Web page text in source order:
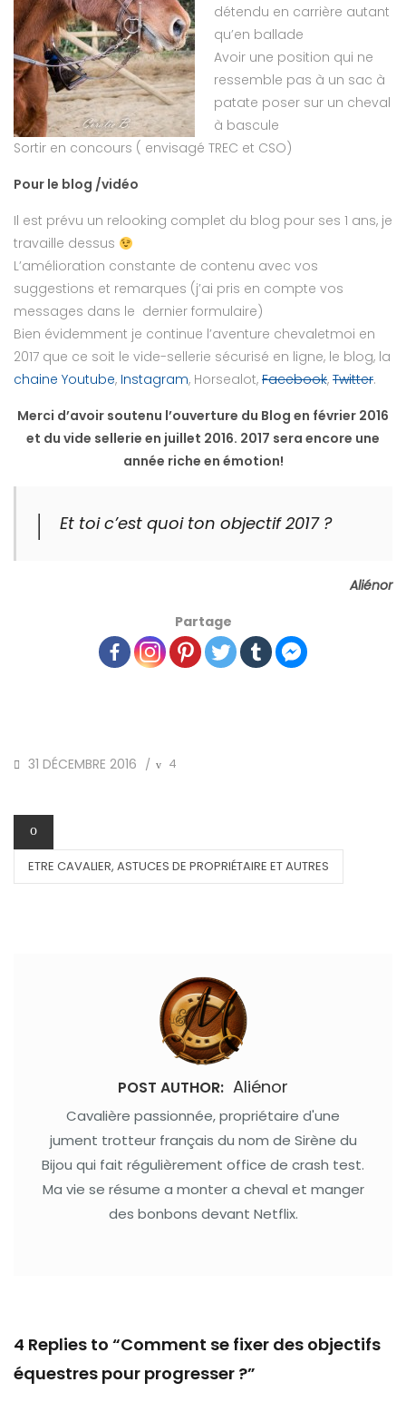
détendu en carrière autant
qu’en ballade
Avoir une position qui ne
ressemble pas à un sac à
patate poser sur un cheval
à bascule
Sortir en concours ( envisagé TREC et CSO)
Pour le blog /vidéo
Il est prévu un relooking complet du blog pour ses 1 ans, je
travaille dessus
L’amélioration constante de contenu avec vos
suggestions et remarques (j’ai pris en compte vos
messages dans le dernier formulaire)
Bien évidemment je continue l’aventure chevaletmoi en
2017 que ce soit le vide-sellerie sécurisé en ligne, le blog, la
chaine Youtube, Instagram, Horsealot, Facebook, Twitter.
Merci d’avoir soutenu l’ouverture du Blog en février 2016
et du vide sellerie en juillet 2016. 2017 sera encore une
année riche en émotion!
Et toi c’est quoi ton objectif 2017 ?
Aliénor
Partage
POSTED
31 DÉCEMBRE 2016 / 4
ETRE CAVALIER, ASTUCES DE PROPRIÉTAIRE ET AUTRES
POST AUTHOR: Aliénor
Cavalière passionnée, propriétaire d'une
jument trotteur français du nom de Sirène du
Bijou qui fait régulièrement office de crash test.
Ma vie se résume a monter a cheval et manger
des bonbons devant Netflix.
4 Replies to “Comment se fixer des objectifs
équestres pour progresser ?”